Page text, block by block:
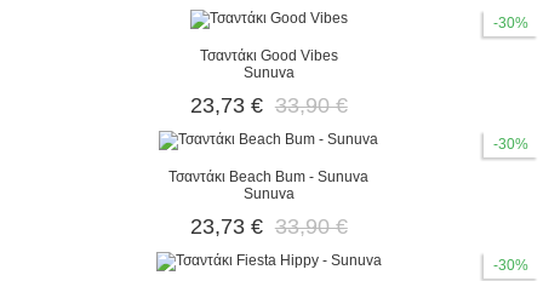
-30%
Τσαντάκι Good Vibes
Sunuva
23,73 € 33,90 €
-30%
Τσαντάκι Beach Bum - Sunuva
Sunuva
23,73 € 33,90 €
-30%